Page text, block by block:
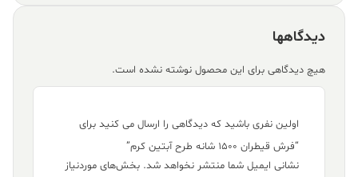
دیدگاهها
هیچ دیدگاهی برای این محصول نوشته نشده است.
اولین نفری باشید که دیدگاهی را ارسال می کنید برای
“فرش قیطران ۱۵۰۰ شانه طرح آبتین کرم”
نشانی ایمیل شما منتشر نخواهد شد. بخش‌های موردنیاز